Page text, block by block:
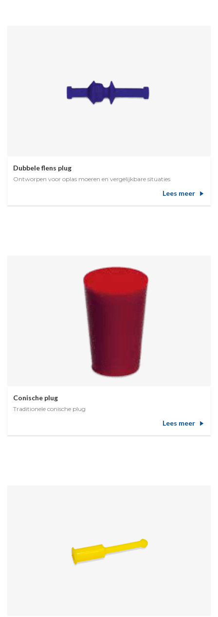
Dubbele flens plug
Ontworpen voor oplas moeren en vergelijkbare situaties
Lees meer
Conische plug
Traditionele conische plug
Lees meer